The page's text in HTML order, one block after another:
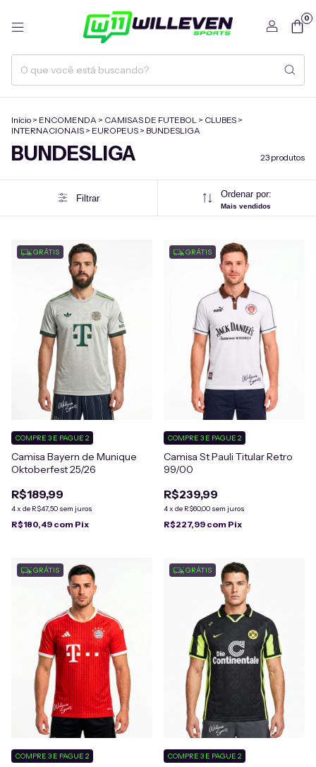
0
Início > ENCOMENDA > CAMISAS DE FUTEBOL > CLUBES >
INTERNACIONAIS > EUROPEUS > BUNDESLIGA
BUNDESLIGA 23 produtos
Filtrar Ordenar por:
Mais vendidos
GRÁTIS
Camisa Bayern de Munique
Oktoberfest 25/26
R$189,99
4x de R$47,50 sem juros
COMPRE 3 E PAGUE 2
R$180,49 com Pix
GRÁTIS
Camisa St Pauli Titular Retro
99/00
R$239,99
4x de R$60,00 sem juros
COMPRE 3 E PAGUE 2
R$227,99 com Pix
GRÁTIS
COMPRE 3 E PAGUE 2
GRÁTIS
COMPRE 3 E PAGUE 2